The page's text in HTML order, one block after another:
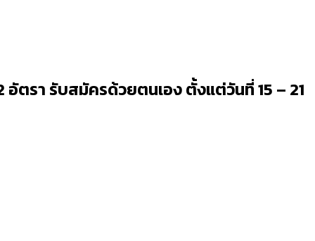
ตรา รับสมัครด้วยตนเอง ตั้งแต่วันที่ 15 – 21